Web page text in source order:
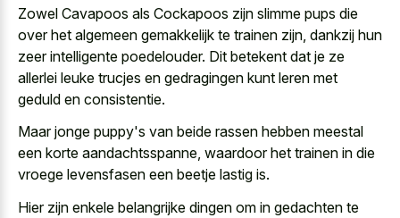
Zowel Cavapoos als Cockapoos zijn slimme pups die
over het algemeen gemakkelijk te trainen zijn, dankzij hun
zeer intelligente poedelouder. Dit betekent dat je ze
allerlei leuke trucjes en gedragingen kunt leren met
geduld en consistentie.
Maar jonge puppy's van beide rassen hebben meestal
een korte aandachtsspanne, waardoor het trainen in die
vroege levensfasen een beetje lastig is.
Hier zijn enkele belangrijke dingen om in gedachten te